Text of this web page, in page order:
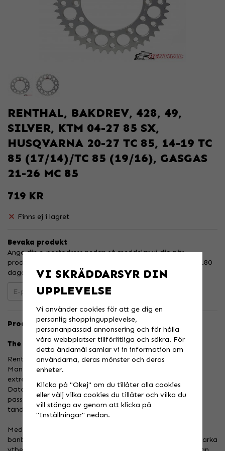
RENTHAL, BAKDREV, 428, 49,
SILVER, KTM 04-27 85 SX,
HUSQVARNA 20-27 TC 85, 14-19 TC
85 (17/14)/TC 85 (19/16), GASGAS
21-26 MC 85
719 KR
Finns ej i lagret
Bevaka produkt
Ange din e-postadress nedan så meddelar vi dig när
produkten finns i lager! Din e-postadress sparas i upp till 180
dagar.
Produktbeskrivning:
The #1 chainwheel in motocross & supercross
Renthal UltraLight bakdrevl är CNC-bearbetade i
Manchester, Storbritannien från 7075 T6 aluminium till
extremt snäva toleranser, 66% lättare än stål.
Datorkonstruerad och testad för att säkerställa en exakt
passform, koncentricitet och lastfördelning med
tandprofilering för att ge maximal kraftöverföring.
Med Renthals kombination av höghållfast basmaterial,
banbrytande tillverkningsmetoder och exceptionella slitstarka
VI SKRÄDDARSYR DIN
UPPLEVELSE
Vi använder cookies för att ge dig en
personlig shoppingupplevelse,
personanpassad annonsering och för hålla
våra webbplatser tillförlitliga och säkra. För
detta ändamål samlar vi in information om
användarna, deras mönster och deras
enheter.
Klicka på "Okej" om du tillåter alla cookies
eller välj vilka cookies du tillåter och vilka du
vill stänga av genom att klicka på
"Inställningar" nedan.